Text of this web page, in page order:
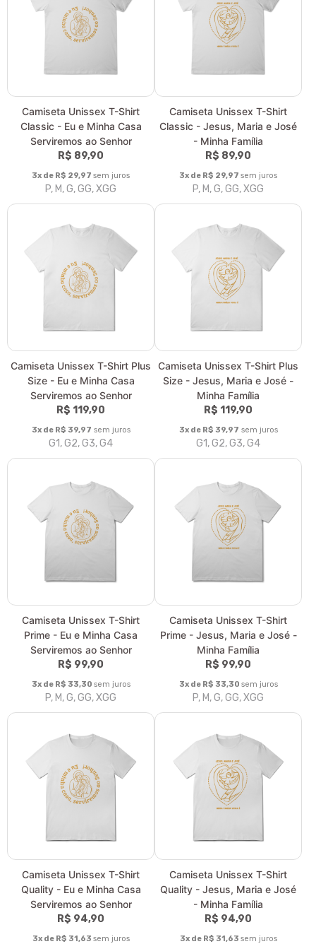
Camiseta Unissex T-Shirt
Classic - Eu e Minha Casa
Serviremos ao Senhor
R$ 89,90
3x de R$ 29,97 sem juros
P, M, G, GG, XGG
Camiseta Unissex T-Shirt
Classic - Jesus, Maria e José
- Minha Família
R$ 89,90
3x de R$ 29,97 sem juros
P, M, G, GG, XGG
Camiseta Unissex T-Shirt Plus
Size - Eu e Minha Casa
Serviremos ao Senhor
R$ 119,90
3x de R$ 39,97 sem juros
G1, G2, G3, G4
Camiseta Unissex T-Shirt Plus
Size - Jesus, Maria e José -
Minha Família
R$ 119,90
3x de R$ 39,97 sem juros
G1, G2, G3, G4
Camiseta Unissex T-Shirt
Prime - Eu e Minha Casa
Serviremos ao Senhor
R$ 99,90
3x de R$ 33,30 sem juros
P, M, G, GG, XGG
Camiseta Unissex T-Shirt
Prime - Jesus, Maria e José -
Minha Família
R$ 99,90
3x de R$ 33,30 sem juros
P, M, G, GG, XGG
Camiseta Unissex T-Shirt
Quality - Eu e Minha Casa
Serviremos ao Senhor
R$ 94,90
3x de R$ 31,63 sem juros
Camiseta Unissex T-Shirt
Quality - Jesus, Maria e José
- Minha Família
R$ 94,90
3x de R$ 31,63 sem juros